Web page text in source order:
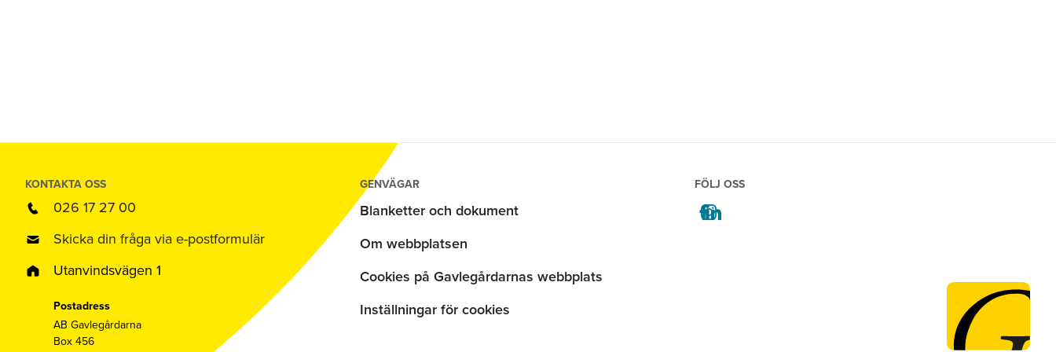
KONTAKTA OSS
026 17 27 00
Skicka din fråga via e-postformulär
Utanvindsvägen 1
Postadress
AB Gavlegårdarna
Box 456
GENVÄGAR
Blanketter och dokument
Om webbplatsen
Cookies på Gavlegårdarnas webbplats
Inställningar för cookies
FÖLJ OSS
facebook
instagram
linkedin